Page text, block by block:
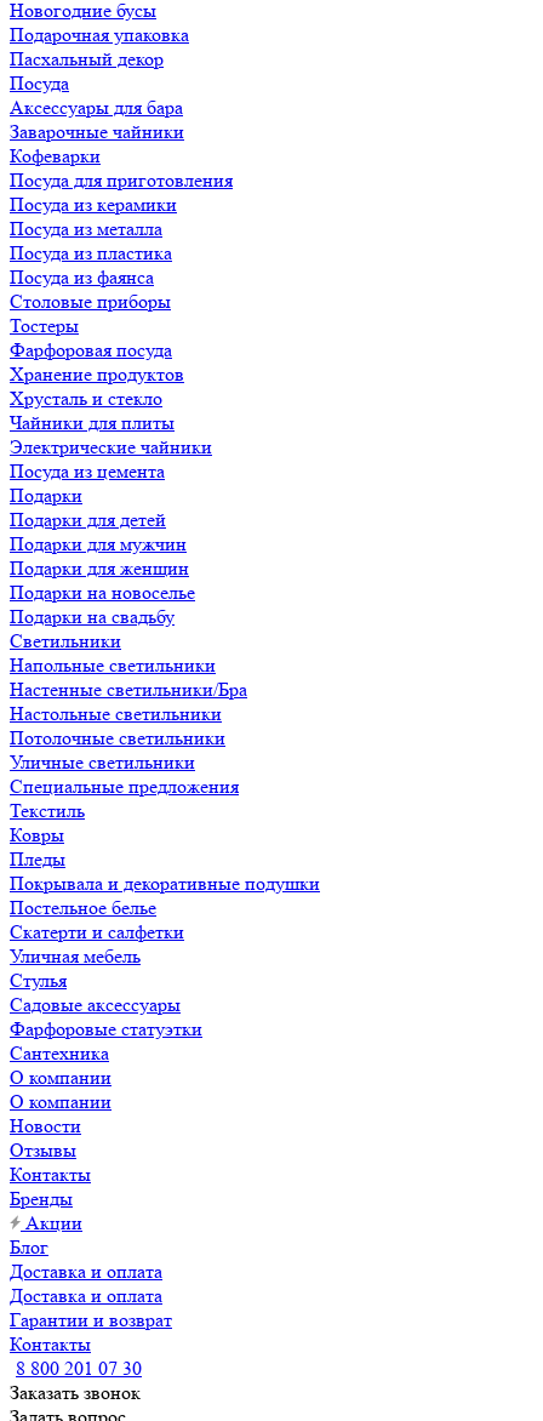
Новогодние бусы
Подарочная упаковка
Пасхальный декор
Посуда
Аксессуары для бара
Заварочные чайники
Кофеварки
Посуда для приготовления
Посуда из керамики
Посуда из металла
Посуда из пластика
Посуда из фаянса
Столовые приборы
Тостеры
Фарфоровая посуда
Хранение продуктов
Хрусталь и стекло
Чайники для плиты
Электрические чайники
Посуда из цемента
Подарки
Подарки для детей
Подарки для мужчин
Подарки для женщин
Подарки на новоселье
Подарки на свадьбу
Светильники
Напольные светильники
Настенные светильники/Бра
Настольные светильники
Потолочные светильники
Уличные светильники
Специальные предложения
Текстиль
Ковры
Пледы
Покрывала и декоративные подушки
Постельное белье
Скатерти и салфетки
Уличная мебель
Стулья
Садовые аксессуары
Фарфоровые статуэтки
Сантехника
О компании
О компании
Новости
Отзывы
Контакты
Бренды
Акции
Блог
Доставка и оплата
Доставка и оплата
Гарантии и возврат
Контакты
8 800 201 07 30
Заказать звонок